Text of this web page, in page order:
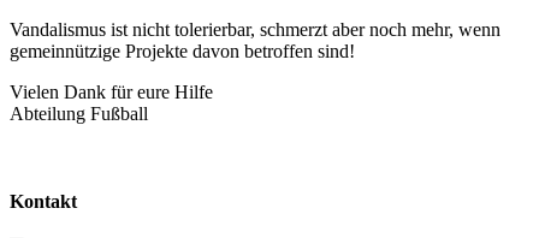
Vandalismus ist nicht tolerierbar, schmerzt aber noch mehr, wenn
gemeinnützige Projekte davon betroffen sind!
Vielen Dank für eure Hilfe
Abteilung Fußball
Kontakt